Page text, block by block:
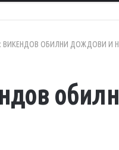
ВИКЕНДОВ ОБИЛНИ ДОЖДОВИ И